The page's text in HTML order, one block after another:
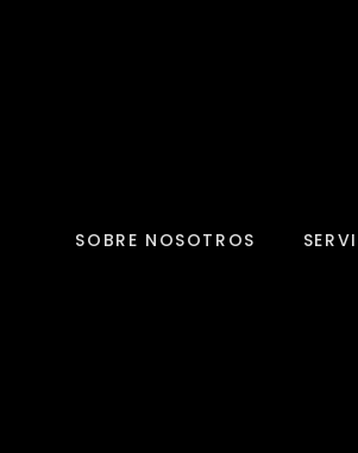
SOBRE NOSOTROS